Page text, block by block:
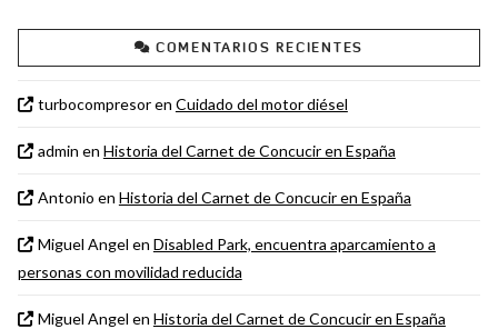
COMENTARIOS RECIENTES
turbocompresoren Cuidado del motor diésel
admin en Historia del Carnet de Concucir en España
Antonio en Historia del Carnet de Concucir en España
Miguel Angel en Disabled Park, encuentra aparcamiento a
personas con movilidad reducida
Miguel Angel en Historia del Carnet de Concucir en España